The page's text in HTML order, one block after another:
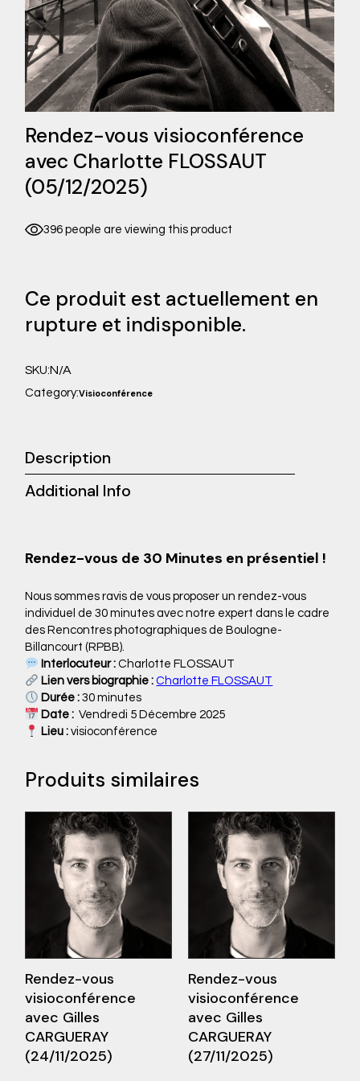
Rendez-vous visioconférence
avec Charlotte FLOSSAUT
(05/12/2025)
396 people are viewing this product
Ce produit est actuellement en
rupture et indisponible.
SKU:N/A
Category:Visioconférence
Description
Additional Info
Rendez-vous de 30 Minutes en présentiel !
Nous sommes ravis de vous proposer un rendez-vous
individuel de 30 minutes avec notre expert dans le cadre
des Rencontres photographiques de Boulogne-
Billancourt (RPBB).
Interlocuteur :Charlotte FLOSSAUT
Lien vers biographie : Charlotte FLOSSAUT
Durée : 30 minutes
Date : Vendredi 5 Décembre 2025
Lieu : visioconférence
Produits similaires
Rendez-vous
visioconférence
avec Gilles
CARGUERAY
(24/11/2025)
Rendez-vous
visioconférence
avec Gilles
CARGUERAY
(27/11/2025)